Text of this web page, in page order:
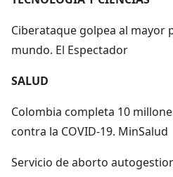
Ciberataque golpea al mayor
mundo. El Espectador
SALUD
Colombia completa 10
contra la COVID-19. MinSalud
Servicio de aborto